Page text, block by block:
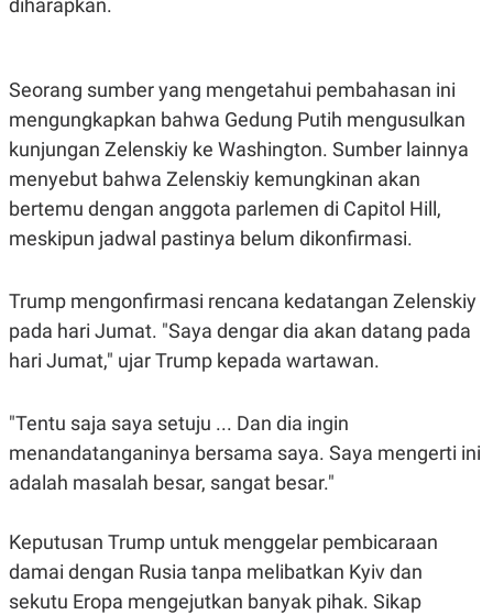
C
Y
L
.
D
L
A
N
G
A
N
C
E
A
K
I
N
E
J
M
I
T
N
E
P
A
E
D
V
E
R
S
I
N
G
diharapkan.
Seorang sumber yang mengetahui pembahasan ini
mengungkapkan bahwa Gedung Putih mengusulkan
kunjungan Zelenskiy ke Washington. Sumber lainnya
menyebut bahwa Zelenskiy kemungkinan akan
bertemu dengan anggota parlemen di Capitol Hill,
meskipun jadwal pastinya belum dikonfirmasi.
Trump mengonfirmasi rencana kedatangan Zelenskiy
pada hari Jumat. "Saya dengar dia akan datang pada
hari Jumat," ujar Trump kepada wartawan.
"Tentu saja saya setuju ... Dan dia ingin
menandatanganinya bersama saya. Saya mengerti ini
adalah masalah besar, sangat besar."
Keputusan Trump untuk menggelar pembicaraan
damai dengan Rusia tanpa melibatkan Kyiv dan
sekutu Eropa mengejutkan banyak pihak. Sikap